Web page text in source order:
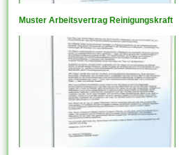
Muster Arbeitsvertrag Reinigungskraft